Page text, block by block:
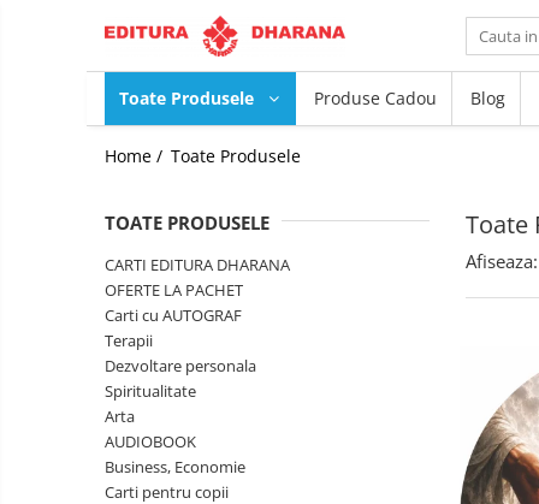
Toate Produsele
CARTI EDITURA DHARANA
OFERTE LA PACHET
Dietoterapie
Dezvoltare
personala
Spiritualitate
AUDIOBOOK
Business, Economie
Carti pentru copii
Toate Produsele Produse Cadou Blog
Home / Toate Produsele
Toate
TOATE PRODUSELE
CARTI EDITURA DHARANA
OFERTE LA PACHET
Carti cu AUTOGRAF
Terapii
Dezvoltare personala
Spiritualitate
Arta
AUDIOBOOK
Business, Economie
Carti pentru copii
Afiseaza: